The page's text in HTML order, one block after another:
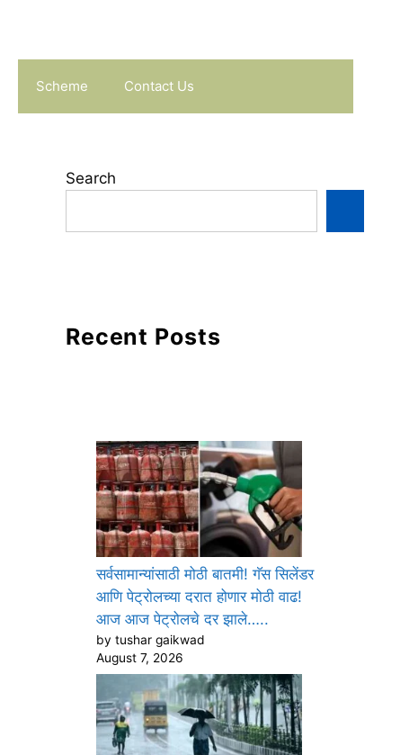
Scheme Contact Us
Search
Recent Posts
सर्वसामान्यांसाठी मोठी बातमी! गॅस सिलेंडर
आणि पेट्रोलच्या दरात होणार मोठी वाढ!
आज आज पेट्रोलचे दर झाले…..
by tushar gaikwad
August 7, 2026